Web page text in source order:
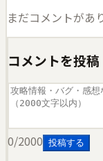
まだコメントがあ
コメントを投稿
0/2000 投稿する